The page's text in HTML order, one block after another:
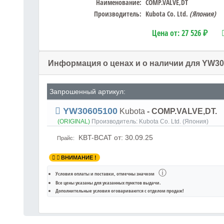
Наименование: COMP.VALVE,DT
Производитель: Kubota Co. Ltd. (Япония)
Цена от:27 526 ₽
Информация о ценах и о наличии для
Запрошенный артикул:
YW30605100 Kubota - COMP.VALVE,DT.
(ORIGINAL)Производитель: Kubota Co. Ltd. (Япония)
Прайс: KBT-BCAT от: 30.09.25
ВНИМАНИЕ !
Условия оплаты и поставки , отмечны значком ⓘ
Все цены указаны дляуказанных пунктов выдачи.
Дополнительные условия оговариваются с отделом продаж!